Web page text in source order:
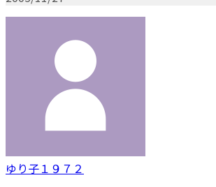
ゆり子１９７２